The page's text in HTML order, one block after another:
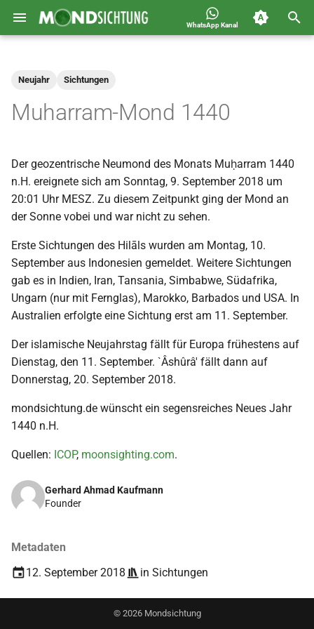
WhatsApp Kanal
h
i
r
d
n
t
i
l
i
i
r
t
Deutschland 1400-1449 n.H.
2023
2022
2020
2019
2018
2017
2016
2014
2013
2012
2011
Islam
Mondsichtung
Spot
Video
Gerhard Ahmad Kaufmann
Founder
Metadaten
12. September 2018
in Sichtungen
Neujahr Sichtungen
Muharram-Mond 1440
Der geozentrische Neumond des Monats Muḥarram 1440
n.H. ereignete sich am Sonntag, 9. September 2018 um
20:01 Uhr MESZ. Zu diesem Zeitpunkt ging der Mond an
der Sonne vobei und war nicht zu sehen.
Erste Sichtungen des Hilāls wurden am Montag, 10.
September aus Indonesien gemeldet. Weitere Sichtungen
gab es in Indien, Iran, Tansania, Simbabwe, Südafrika,
Ungarn (nur mit Fernglas), Marokko, Barbados und USA. In
Australien erfolgte eine Sichtung erst am 11. September.
Der islamische Neujahrstag fällt für Europa frühestens auf
Dienstag, den 11. September. `Âshûrâ' fällt dann auf
Donnerstag, 20. September 2018.
mondsichtung.de wünscht ein segensreiches Neues Jahr
1440 n.H.
Quellen: ICOP, moonsighting.com.
© 2026Mondsichtung